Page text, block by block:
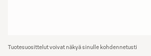
Tuotesuosittelut voivat näkyä sinulle kohdennetusti